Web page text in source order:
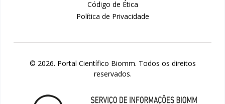
Código de Ética
Política de Privacidade
© 2026. Portal Científico Biomm. Todos os direitos
reservados.